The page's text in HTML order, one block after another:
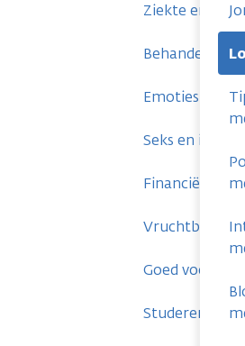
Ziekte en
Behandeling
Emoties en
Seks en
Financiën en
Goed voor
Studeren en